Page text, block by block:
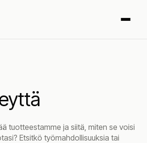
tuotteestamme ja siitä, miten se voisi
Etsitkö työmahdollisuuksia tai